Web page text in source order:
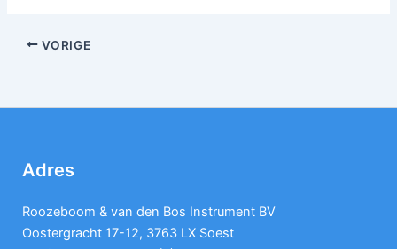
VORIGE
Adres
Roozeboom & van den Bos Instrument BV
Oostergracht 17-12, 3763 LX Soest